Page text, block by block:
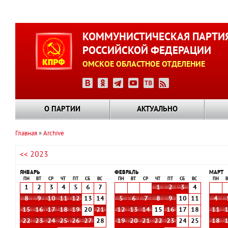
КОММУНИСТИЧЕСКАЯ
РОССИЙСКОЙ ФЕДЕРАЦИИ
ОМСКОЕ ОБЛАСТНОЕ ОТДЕЛЕНИЕ
О ПАРТИИ АКТУАЛЬНО
навигации
Главная Archive
<< 2023
ЯНВАРЬ
ПН ВТ СР ЧТ СБ ВС
1 2 3 4 5 6
7
8
9 10 11 12 13
14
15
16 17 18 19 20
21
22
23 24 25 26 27
28
ФЕВРАЛЬ
ПН ВТ СР ЧТ СБ ВС
1 2 3
4
5
6 7 8 9 10
11
12
13 14 15 16 17
18
19
20 21 22 23 24
25
МАРТ
ПН
4
11
18